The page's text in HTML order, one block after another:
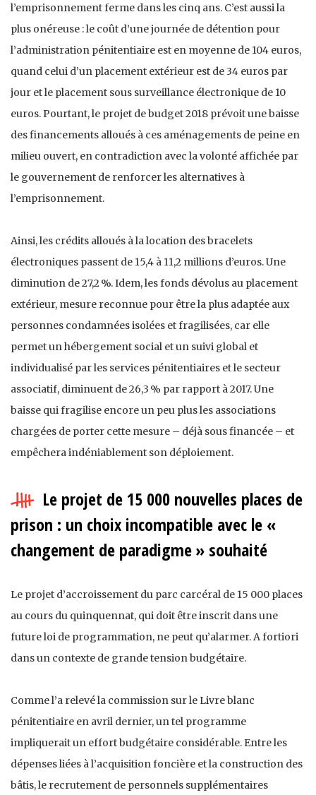
l’emprisonnement ferme dans les cinq ans. C’est aussi la
plus onéreuse : le coût d’une journée de détention pour
l’administration pénitentiaire est en moyenne de 104 euros,
quand celui d’un placement extérieur est de 34 euros par
jour et le placement sous surveillance électronique de 10
euros. Pourtant, le projet de budget 2018 prévoit une baisse
des financements alloués à ces aménagements de peine en
milieu ouvert, en contradiction avec la volonté affichée par
le gouvernement de renforcer les alternatives à
l’emprisonnement.
Ainsi, les crédits alloués à la location des bracelets
électroniques passent de 15,4 à 11,2 millions d’euros. Une
diminution de 27,2 %. Idem, les fonds dévolus au placement
extérieur, mesure reconnue pour être la plus adaptée aux
personnes condamnées isolées et fragilisées, car elle
permet un hébergement social et un suivi global et
individualisé par les services pénitentiaires et le secteur
associatif, diminuent de 26,3 % par rapport à 2017. Une
baisse qui fragilise encore un peu plus les associations
chargées de porter cette mesure – déjà sous financée – et
empêchera indéniablement son déploiement.
Le projet de 15 000 nouvelles places de
prison : un choix incompatible avec le «
changement de paradigme » souhaité
Le projet d’accroissement du parc carcéral de 15 000 places
au cours du quinquennat, qui doit être inscrit dans une
future loi de programmation, ne peut qu’alarmer. A fortiori
dans un contexte de grande tension budgétaire.
Comme l’a relevé la commission sur le Livre blanc
pénitentiaire en avril dernier, un tel programme
impliquerait un effort budgétaire considérable. Entre les
dépenses liées à l’acquisition foncière et la construction des
bâtis, le recrutement de personnels supplémentaires